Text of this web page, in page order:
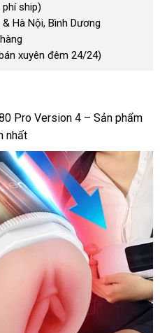
ship)
Hà Nội, Bình Dương
xuyên đêm 24/24)
Pro Version 4 – Sản phẩm
nhất